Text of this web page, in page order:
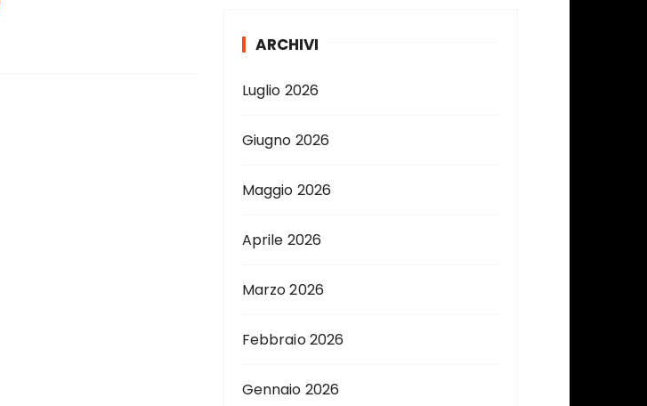
ARCHIVI
Luglio 2026
Giugno 2026
Maggio 2026
Aprile 2026
Marzo 2026
Febbraio 2026
Gennaio 2026